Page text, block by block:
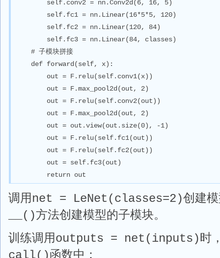
self.conv2 = nn.Conv2d(6, 16, 5)
self.fc1 = nn.Linear(16*5*5, 120)
self.fc2 = nn.Linear(120, 84)
self.fc3 = nn.Linear(84, classes)
    # 子模块拼接
def forward(self, x):
out = F.relu(self.conv1(x))
out = F.max_pool2d(out, 2)
out = F.relu(self.conv2(out))
out = F.max_pool2d(out, 2)
out = out.view(out.size(0), -1)
out = F.relu(self.fc1(out))
out = F.relu(self.fc2(out))
out = self.fc3(out)
return out
调用net = LeNet(classes=2)创建
__()方法创建模型的子模块。
训练调用outputs = net(inputs)时
call()函数中：